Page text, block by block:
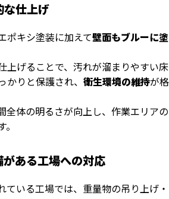
な仕上げ
ポキシ塗装に加えて壁面もブルーに塗
上げることで、汚れが溜まりやすい床
かりと保護され、 衛生環境の維持が格
全体の明るさが向上し、作業エリアの
ある工場への対応
ている工場では、重量物の吊り上げ・